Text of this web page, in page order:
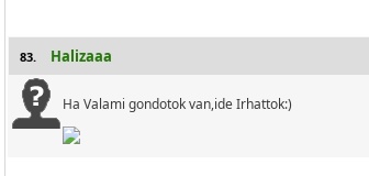
83. Halizaaa
Ha Valami gondotok van,ide Irhattok:)